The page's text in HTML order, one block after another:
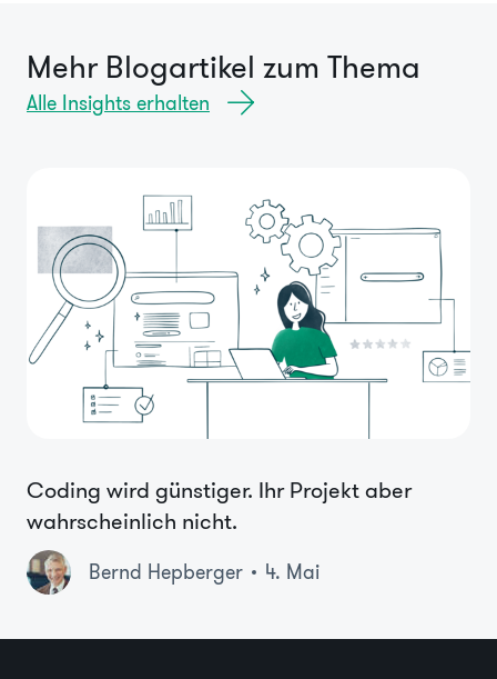
Mehr Blogartikel zum Thema
Alle Insights erhalten
Coding wird günstiger. Ihr Projekt aber
wahrscheinlich nicht.
Bernd Hepberger 4. Mai